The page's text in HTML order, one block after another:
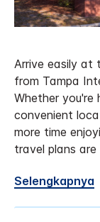
Arrive easily at
from Tampa
Whether you're
convenient
more time
travel plans
Selengkapnya